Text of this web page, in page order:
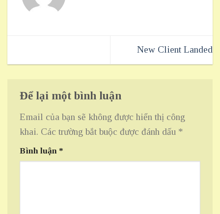
New Client Landed
Để lại một bình luận
Email của bạn sẽ không được hiển thị công
khai. Các trường bắt buộc được đánh dấu *
Bình luận *